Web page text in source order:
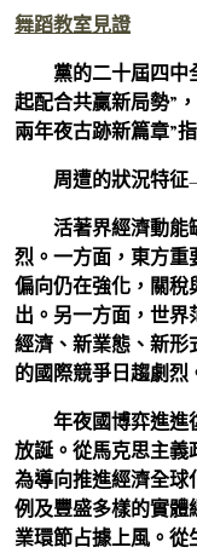
舞蹈教室見證
黨的二十屆四中
起配合共贏新局勢”
兩年夜古跡新篇章”
周遭的狀況特
活著界經濟動能
烈。一方面，東方重
偏向仍在強化，關稅
出。另一方面，世
經濟、新業態、新形
的國際競爭日趨劇烈
年夜國博弈進進
放誕。從馬克思主義
為導向推進經濟全球
例及豐盛多樣的實體
業環節占據上風。